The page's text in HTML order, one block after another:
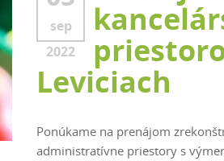
sep
2022
Leviciach
Ponúkame na prenájom
administratívne priestory s